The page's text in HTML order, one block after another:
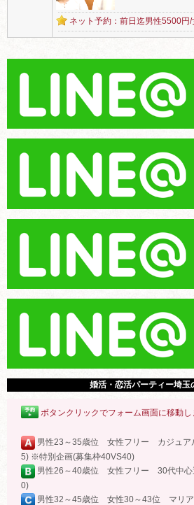
ネット予約：前日迄男性5500円/
婚活・恋活パーティー埼玉
ボタンクリックでフォーム画面に移動し
男性23～35歳位 女性フリー カジュア
5) ※特別企画(募集枠40VS40)
男性26～40歳位 女性フリー 30代中
0)
男性32～45歳位 女性30～43位 マリ